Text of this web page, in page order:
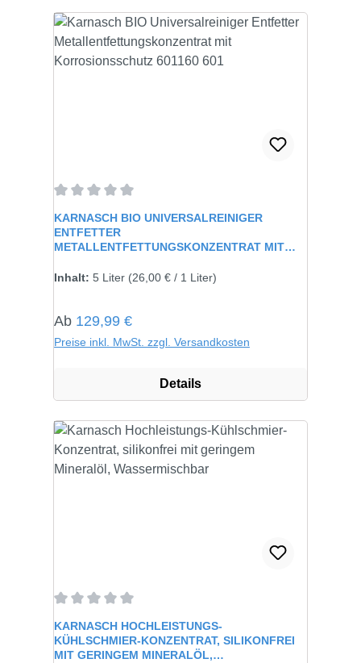
KARNASCH BIO UNIVERSALREINIGER
ENTFETTER
METALLENTFETTUNGSKONZENTRAT MIT
Inhalt: 5 Liter (26,00 € / 1 Liter)
Regulärer Preis:
Ab 129,99 €
Preise inkl. MwSt. zzgl. Versandkosten
Details
KARNASCH HOCHLEISTUNGS-
KÜHLSCHMIER-KONZENTRAT, SILIKONFREI
MIT GERINGEM MINERALÖL,